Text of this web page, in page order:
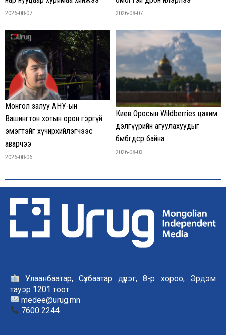
2026-08-07 2026-08-07
Монгол залуу АНУ-ын
Вашингтон хотын орон гэргүй
эмэгтэйг хүчирхийлэгчээс
аварчээ
2026-08-06
Киев Оросын Wildberries цахим
дэлгүүрийн агуулахуудыг
бөмбөгдсөөр байна
2026-08-03
Улаанбаатар, Сүхбаатар дүүрэг, 8-р хороо, Эрдэм
тауэр 1201 тоот
medee@urug.mn
7600 2244